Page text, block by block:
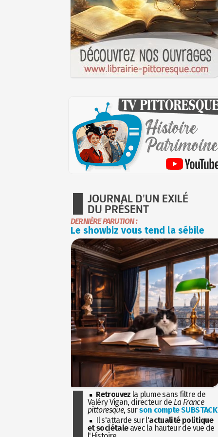
JOURNAL D'UN EXILÉ
DU PRÉSENT
DERNIÈRE PARUTION :
Le showbiz vous tend la sébile
Retrouvez la plume sans filtre de
Valéry Vigan, directeur de La France
pittoresque, surson compte SUBSTACK
Il s'attarde sur l'actualité politique
et sociétaleavec la hauteur de vue de